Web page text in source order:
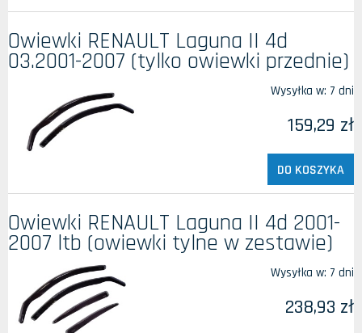
Owiewki RENAULT Laguna II 4d
03.2001-2007 (tylko owiewki przednie)
Wysyłka w: 7 dni
159,29 zł
DO KOSZYKA
Owiewki RENAULT Laguna II 4d 2001-
2007 ltb (owiewki tylne w zestawie)
Wysyłka w: 7 dni
238,93 zł